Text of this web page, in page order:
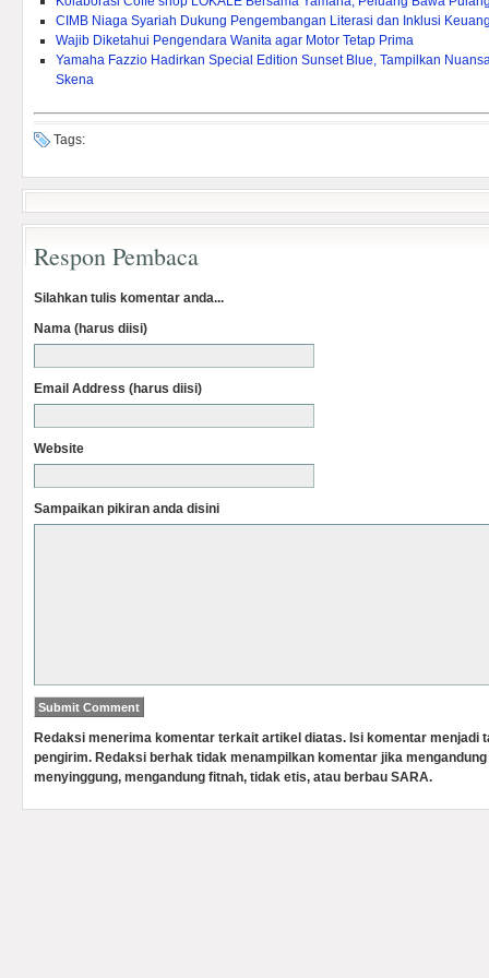
CIMB Niaga Syariah Dukung Pengembangan Literasi dan Inklusi
Wajib Diketahui Pengendara Wanita agar Motor Tetap Prima
Yamaha Fazzio Hadirkan Special Edition Sunset Blue, Tampilkan
Skena
Tags:
Respon Pembaca
Silahkan tulis komentar anda...
Nama (harus diisi)
Email Address (harus diisi)
Website
Sampaikan pikiran anda disini
Redaksi menerima komentar terkait artikel diatas. Isi komentar menjadi
pengirim. Redaksi berhak tidak menampilkan komentar jika
menyinggung, mengandung fitnah, tidak etis, atau berbau SARA.